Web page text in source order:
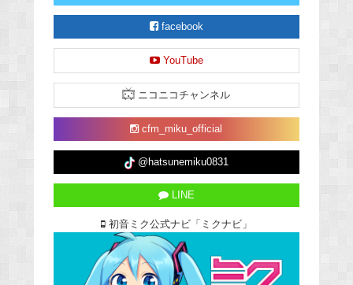
facebook
YouTube
ニコニコチャンネル
cfm_miku_official
@hatsunemiku0831
LINE
初音ミク公式ナビ「ミクナビ」